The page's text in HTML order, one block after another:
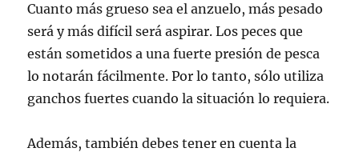
Cuanto más grueso sea el anzuelo, más pesado
será y más difícil será aspirar. Los peces que
están sometidos a una fuerte presión de pesca
lo notarán fácilmente. Por lo tanto, sólo utiliza
ganchos fuertes cuando la situación lo requiera.
Además, también debes tener en cuenta la